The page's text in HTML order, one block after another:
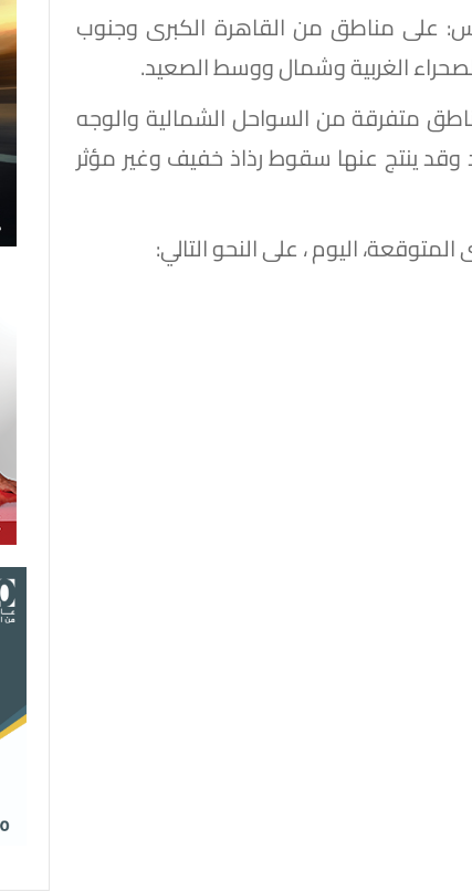
تتراوح سرعتها من (30 إلى 35) كم/س: ​على مناطق من القاهرة الكبرى وجنوب
الغربية وشمال ووسط الصعيد.
متفرقة من السواحل الشمالية والوجه
وقد ينتج عنها سقوط رذاذ خفيف وغير مؤثر
اليوم ، على النحو التالي: